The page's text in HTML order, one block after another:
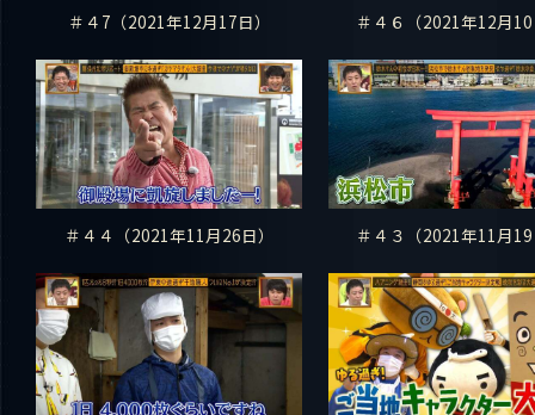
＃４7（2021年12月17日） ＃４６（2021年12月
＃４４（2021年11月26日） ＃４３（2021年11月